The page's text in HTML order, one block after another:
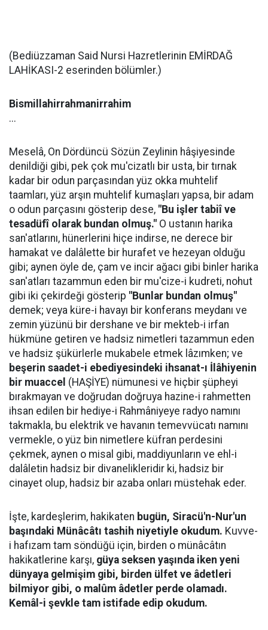
(Bediüzzaman Said Nursi Hazretlerinin EMİRDAĞ
LAHİKASI-2 eserinden bölümler.)
Bismillahirrahmanirrahim
...
Meselâ, On Dördüncü Sözün Zeylinin hâşiyesinde
denildiği gibi, pek çok mu'cizatlı bir usta, bir tırnak
kadar bir odun parçasından yüz okka muhtelif
taamları, yüz arşın muhtelif kumaşları yapsa, bir adam
o odun parçasını gösterip dese, "Bu işler tabiî ve
tesadüfî olarak bundan olmuş." O ustanın harika
san'atlarını, hünerlerini hiçe indirse, ne derece bir
hamakat ve dalâlette bir hurafet ve hezeyan olduğu
gibi; aynen öyle de, çam ve incir ağacı gibi binler harika
san'atları tazammun eden bir mu'cize-i kudreti, nohut
gibi iki çekirdeği gösterip "Bunlar bundan olmuş"
demek; veya küre-i havayı bir konferans meydanı ve
zemin yüzünü bir dershane ve bir mekteb-i irfan
hükmüne getiren ve hadsiz nimetleri tazammun eden
ve hadsiz şükürlerle mukabele etmek lâzımken; ve
beşerin saadet-i ebediyesindeki ihsanat-ı İlâhiyenin
bir muaccel (HAŞİYE) nümunesi ve hiçbir şüpheyi
bırakmayan ve doğrudan doğruya hazine-i rahmetten
ihsan edilen bir hediye-i Rahmâniyeye radyo namını
takmakla, bu elektrik ve havanın temevvücatı namını
vermekle, o yüz bin nimetlere küfran perdesini
çekmek, aynen o misal gibi, maddiyunların ve ehl-i
dalâletin hadsiz bir divanelikleridir ki, hadsiz bir
cinayet olup, hadsiz bir azaba onları müstehak eder.
İşte, kardeşlerim, hakikaten bugün, Siracü'n-Nur'un
başındaki Münâcâtı tashih niyetiyle okudum. Kuvve-
i hafızam tam söndüğü için, birden o münâcâtın
hakikatlerine karşı, güya seksen yaşında iken yeni
dünyaya gelmişim gibi, birden ülfet ve âdetleri
bilmiyor gibi, o malûm âdetler perde olamadı.
Kemâl-i şevkle tam istifade edip okudum.